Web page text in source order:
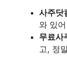
사주닷
와 있
무료사
고, 정